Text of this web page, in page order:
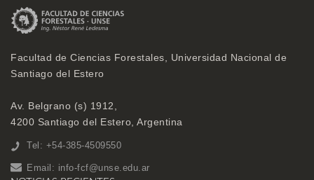
Facultad de Ciencias Forestales, Universidad Nacional de
Santiago del Estero
Av. Belgrano (s) 1912,
4200 Santiago del Estero, Argentina
Tel: +54-385-4509550
Email: info-fcf@unse.edu.ar